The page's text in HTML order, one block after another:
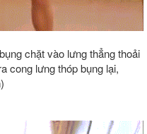
chặt vào lưng thẳng thoải
cong lưng thóp bụng lại,